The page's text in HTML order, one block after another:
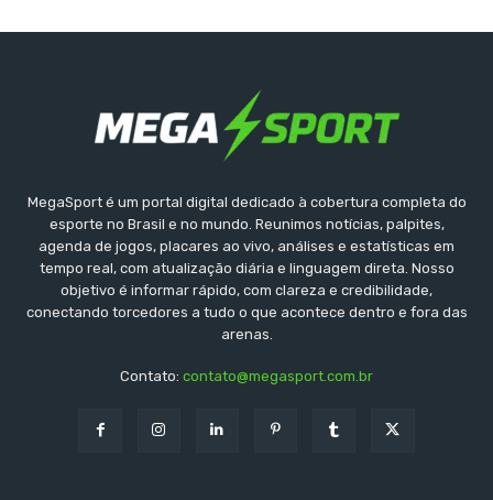
MegaSport é um portal digital dedicado à cobertura completa do
esporte no Brasil e no mundo. Reunimos notícias, palpites,
agenda de jogos, placares ao vivo, análises e estatísticas em
tempo real, com atualização diária e linguagem direta. Nosso
objetivo é informar rápido, com clareza e credibilidade,
conectando torcedores a tudo o que acontece dentro e fora das
arenas.
Contato: contato@megasport.com.br